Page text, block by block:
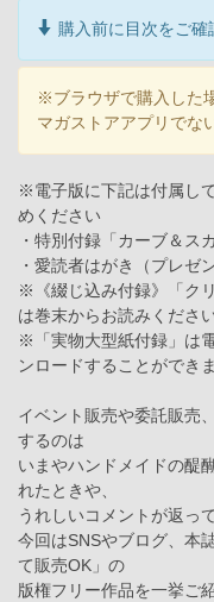
購入前に目次をご確
※ブラウザで購入した
マガストアアプリでな
※電子版に下記は付属し
めください
・特別付録「カーブ＆ス
・愛読者はがき（プレゼ
※《綴じ込み付録》「ク
は巻末からお読みくださ
※「実物大型紙付録」は
ンロードすることができ
イベント販売や委託販売
するのは
いまやハンドメイドの醍
れたときや、
うれしいコメントが返っ
今回はSNSやブログ、本
て販売OK」の
版権フリー作品を一挙ご